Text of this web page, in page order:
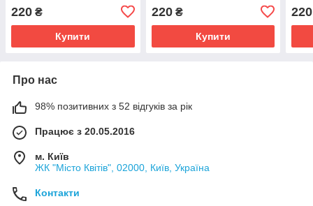
220 ₴
Купити
220₴
Купити
220
Про нас
98% позитивних з 52 відгуків за рік
Працює з 20.05.2016
м. Київ
ЖК "Місто Квітів", 02000, Київ, Україна
Контакти